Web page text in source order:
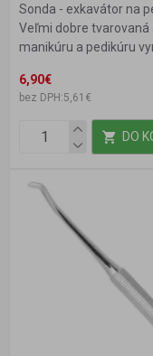
Sonda - exkavátor na
Veľmi dobre tvarovaná
manikúru a pedikúru
6,90€
bez DPH:5,61€
DO